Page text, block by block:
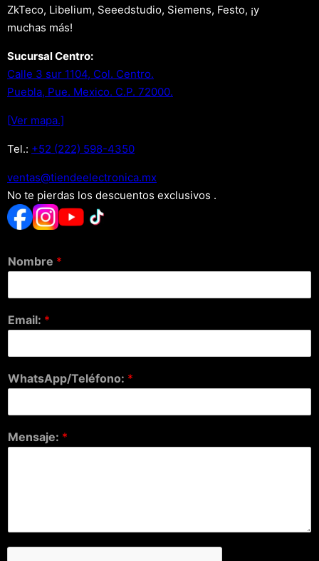
ZkTeco, Libelium, Seeedstudio, Siemens, Festo, ¡y
muchas más!
Sucursal Centro:
Calle 3 sur 1104, Col. Centro.
Puebla, Pue. Mexico. C.P. 72000.
[Ver mapa.]
Tel.: +52 (222) 598-4350
xm.acinortceleedneit@satnev
No te pierdas los descuentos exclusivos .
Nombre *
Email: *
WhatsApp/Teléfono: *
Mensaje: *